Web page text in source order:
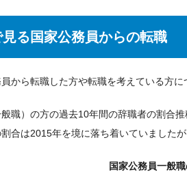
る国家公務員からの転職
から転職した方や転職を考えている方
職）の方の過去10年間の辞職者の割合
合は2015年を境に落ち着いていました
国家公務員一般